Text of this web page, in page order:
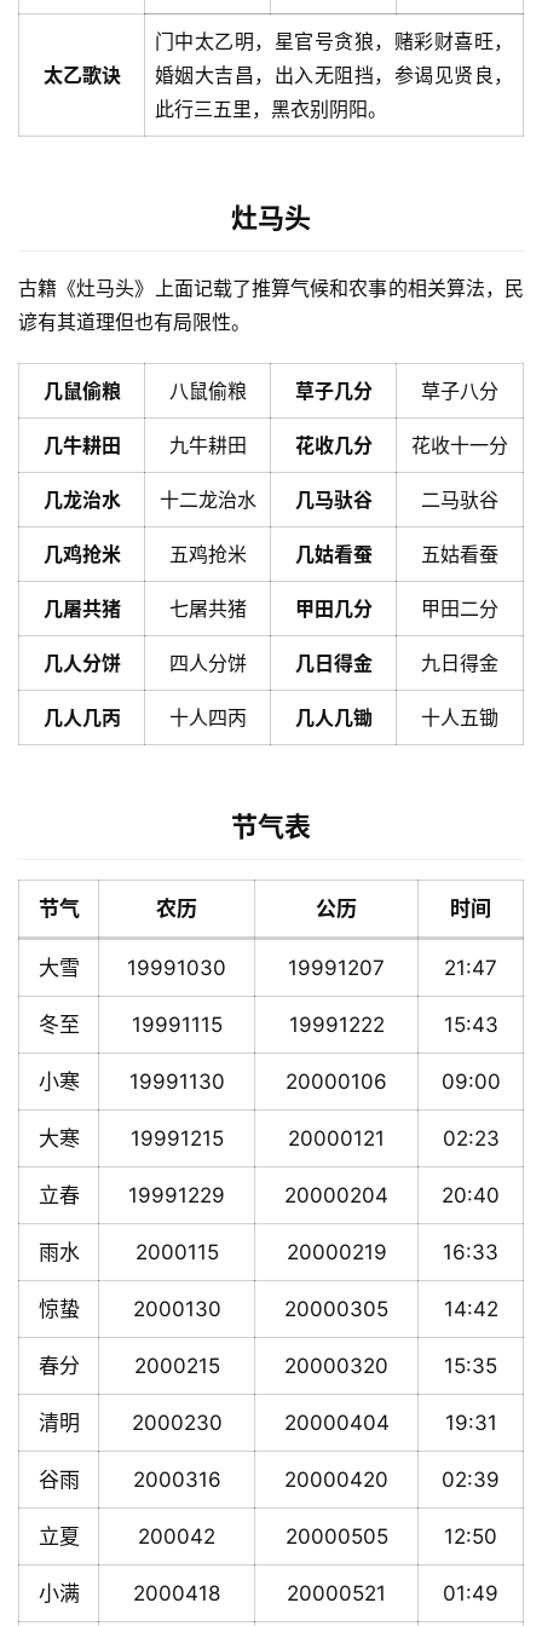
太乙歌诀
门中太乙明，星官号贪狼，赌彩财喜旺，
婚姻大吉昌，出入无阻挡，参谒见贤良，
此行三五里，黑衣别阴阳。
灶马头
古籍《灶马头》上面记载了推算气候和农事的相关算法，民
谚有其道理但也有局限性。
几鼠偷粮 八鼠偷粮 草子几分 草子八分
几牛耕田 九牛耕田 花收几分 花收十一分
几龙治水 十二龙治水 几马驮谷 二马驮谷
几鸡抢米 五鸡抢米 几姑看蚕 五姑看蚕
几屠共猪 七屠共猪 甲田几分 甲田二分
几人分饼 四人分饼 几日得金 九日得金
几人几丙 十人四丙 几人几锄 十人五锄
节气表
节气 农历 公历 时间
大雪 19991030 19991207 21:47
冬至 19991115 19991222 15:43
小寒 19991130 20000106 09:00
大寒 19991215 20000121 02:23
立春 19991229 20000204 20:40
雨水 2000115 20000219 16:33
惊蛰 2000130 20000305 14:42
春分 2000215 20000320 15:35
清明 2000230 20000404 19:31
谷雨 2000316 20000420 02:39
立夏 200042 20000505 12:50
小满 2000418 20000521 01:49